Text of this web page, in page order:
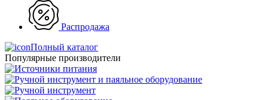
Распродажа
Полный каталог
Популярные производители